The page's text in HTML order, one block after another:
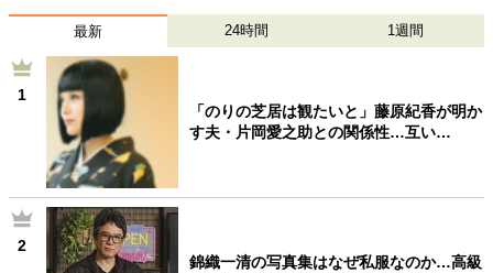
70代のグランドデザイン
社会・カルチャー・マネー
地域とつながる/お金との付き合い方
最新 24時間 1週間
1
「のりの芝居は観たいと」藤原紀香が明か
す夫・片岡愛之助との関係性…互い…
2
錦織一清の写真集はなぜ私服なのか…高級